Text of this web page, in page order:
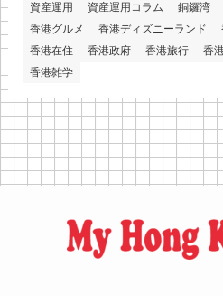
資産運用
資産運用コラム 銅鑼湾
香港グルメ
香港ディズニーランド
香港在住
香港政府 香港旅行 香
香港雑学